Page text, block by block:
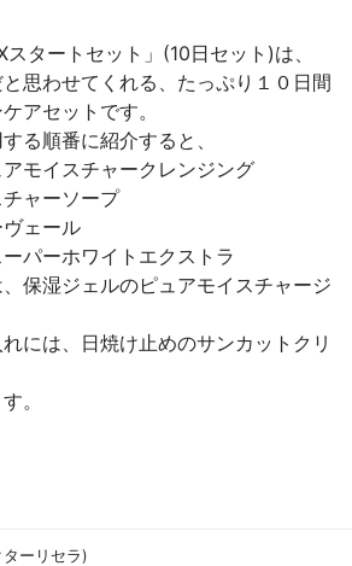
タートセット」(10日セット)は、
思わせてくれる、たっぷり１０日間
アセットです。
る順番に紹介すると、
モイスチャークレンジング
ャーソープ
ェール
パーホワイトエクストラ
保湿ジェルのピュアモイスチャージ
には、日焼け止めのサンカットクリ
。
ーリセラ)